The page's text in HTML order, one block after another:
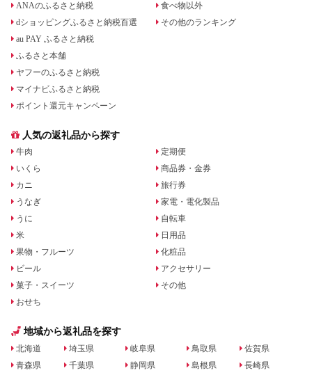
ANAのふるさと納税
dショッピングふるさと納税百選
au PAY ふるさと納税
ふるさと本舗
ヤフーのふるさと納税
マイナビふるさと納税
ポイント還元キャンペーン
食べ物以外
その他のランキング
人気の返礼品から探す
牛肉
いくら
カニ
うなぎ
うに
米
果物・フルーツ
ビール
菓子・スイーツ
おせち
定期便
商品券・金券
旅行券
家電・電化製品
自転車
日用品
化粧品
アクセサリー
その他
地域から返礼品を探す
北海道
青森県
埼玉県
千葉県
岐阜県
静岡県
鳥取県
島根県
佐賀県
長崎県